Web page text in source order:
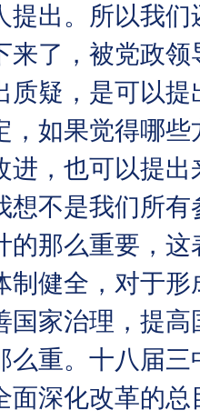
提出。所以我
来了，被党政
质疑，是可以
，如果觉得哪
进，也可以提
想不是我们所
的那么重要，
制健全，对于
国家治理，提
么重。十八届
面深化改革的